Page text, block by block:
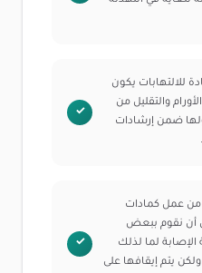
للالتهابات يكون
والتقليل من
ضمن إرشادات
من عمل كمادات
أن نقوم ببعض
الإصابة لما لذلك
يتم إيقافها على